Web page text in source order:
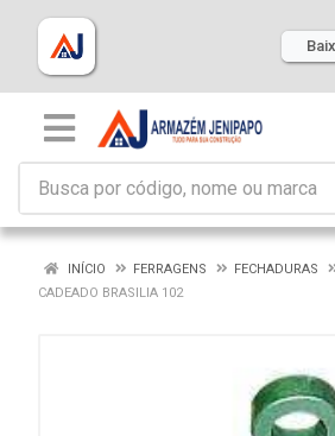
INÍCIO FERRAGENS
FECHADURAS
CADEADO BRASILIA 102